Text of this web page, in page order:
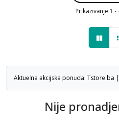
Prikazivanje:1 -
Aktuelna akcijska ponuda: Tstore.ba
Nije